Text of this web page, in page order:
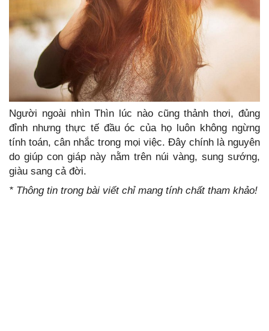
Người ngoài nhìn Thìn lúc nào cũng thảnh thơi, đủng
đỉnh nhưng thực tế đầu óc của họ luôn không ngừng
tính toán, cân nhắc trong mọi việc. Đây chính là nguyên
do giúp con giáp này nằm trên núi vàng, sung sướng,
giàu sang cả đời.
* Thông tin trong bài viết chỉ mang tính chất tham khảo!